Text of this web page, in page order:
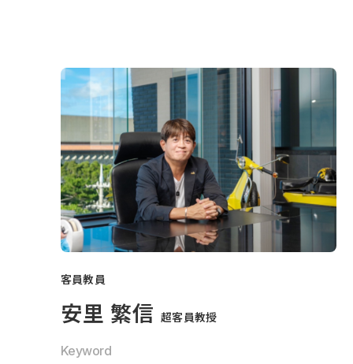
客員教員
安里 繁信 超客員教授
Keyword